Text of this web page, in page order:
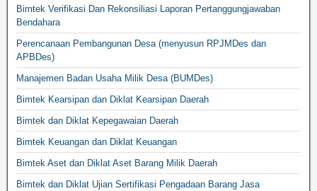
Bimtek Verifikasi Dan Rekonsiliasi Laporan Pertanggungjawaban
Bendahara
Perencanaan Pembangunan Desa (menyusun RPJMDes dan
APBDes)
Manajemen Badan Usaha Milik Desa (BUMDes)
Bimtek Kearsipan dan Diklat Kearsipan Daerah
Bimtek dan Diklat Kepegawaian Daerah
Bimtek Keuangan dan Diklat Keuangan
Bimtek Aset dan Diklat Aset Barang Milik Daerah
Bimtek dan Diklat Ujian Sertifikasi Pengadaan Barang Jasa